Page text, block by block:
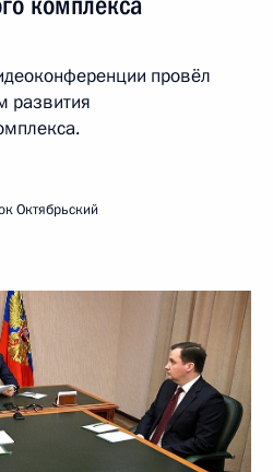
провёл
развития
Октябрьский